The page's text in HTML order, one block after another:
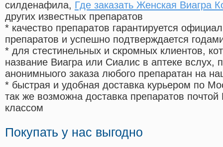
силденафила, Где заказать Женская Виагра
других известных препаратов
* качество препаратов гарантируется
препаратов и успешно подтверждается
* для стестинельных и скромных клиентов,
название Виагра или Сиалис в аптеке вслух,
анонимныого заказа любого препаратан на
* быстрая и удобная доставка курьером по
так же возможна доставка препаратов
классом
Покупать у нас выгодно